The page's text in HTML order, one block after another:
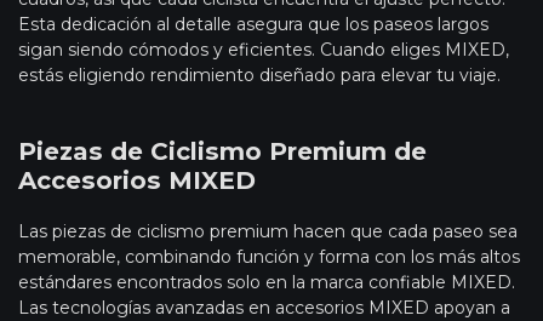
Esta dedicación al detalle asegura que los paseos largos
sigan siendo cómodos y eficientes. Cuando eliges MIXED,
estás eligiendo rendimiento diseñado para elevar tu viaje.
Piezas de Ciclismo Premium de
Accesorios MIXED
Las piezas de ciclismo premium hacen que cada paseo sea
memorable, combinando función y forma con los más altos
estándares encontrados solo en la marca confiable MIXED.
Las tecnologías avanzadas en accesorios MIXED apoyan a